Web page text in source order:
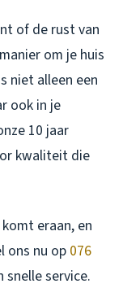
of de rust van
om je huis
niet alleen een
ook in je
10 jaar
kwaliteit die
eraan, en
ons nu op 076
service.